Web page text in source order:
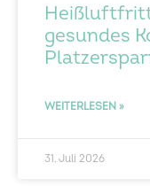
gesundes
WEITERLESEN »
31. Juli 2026